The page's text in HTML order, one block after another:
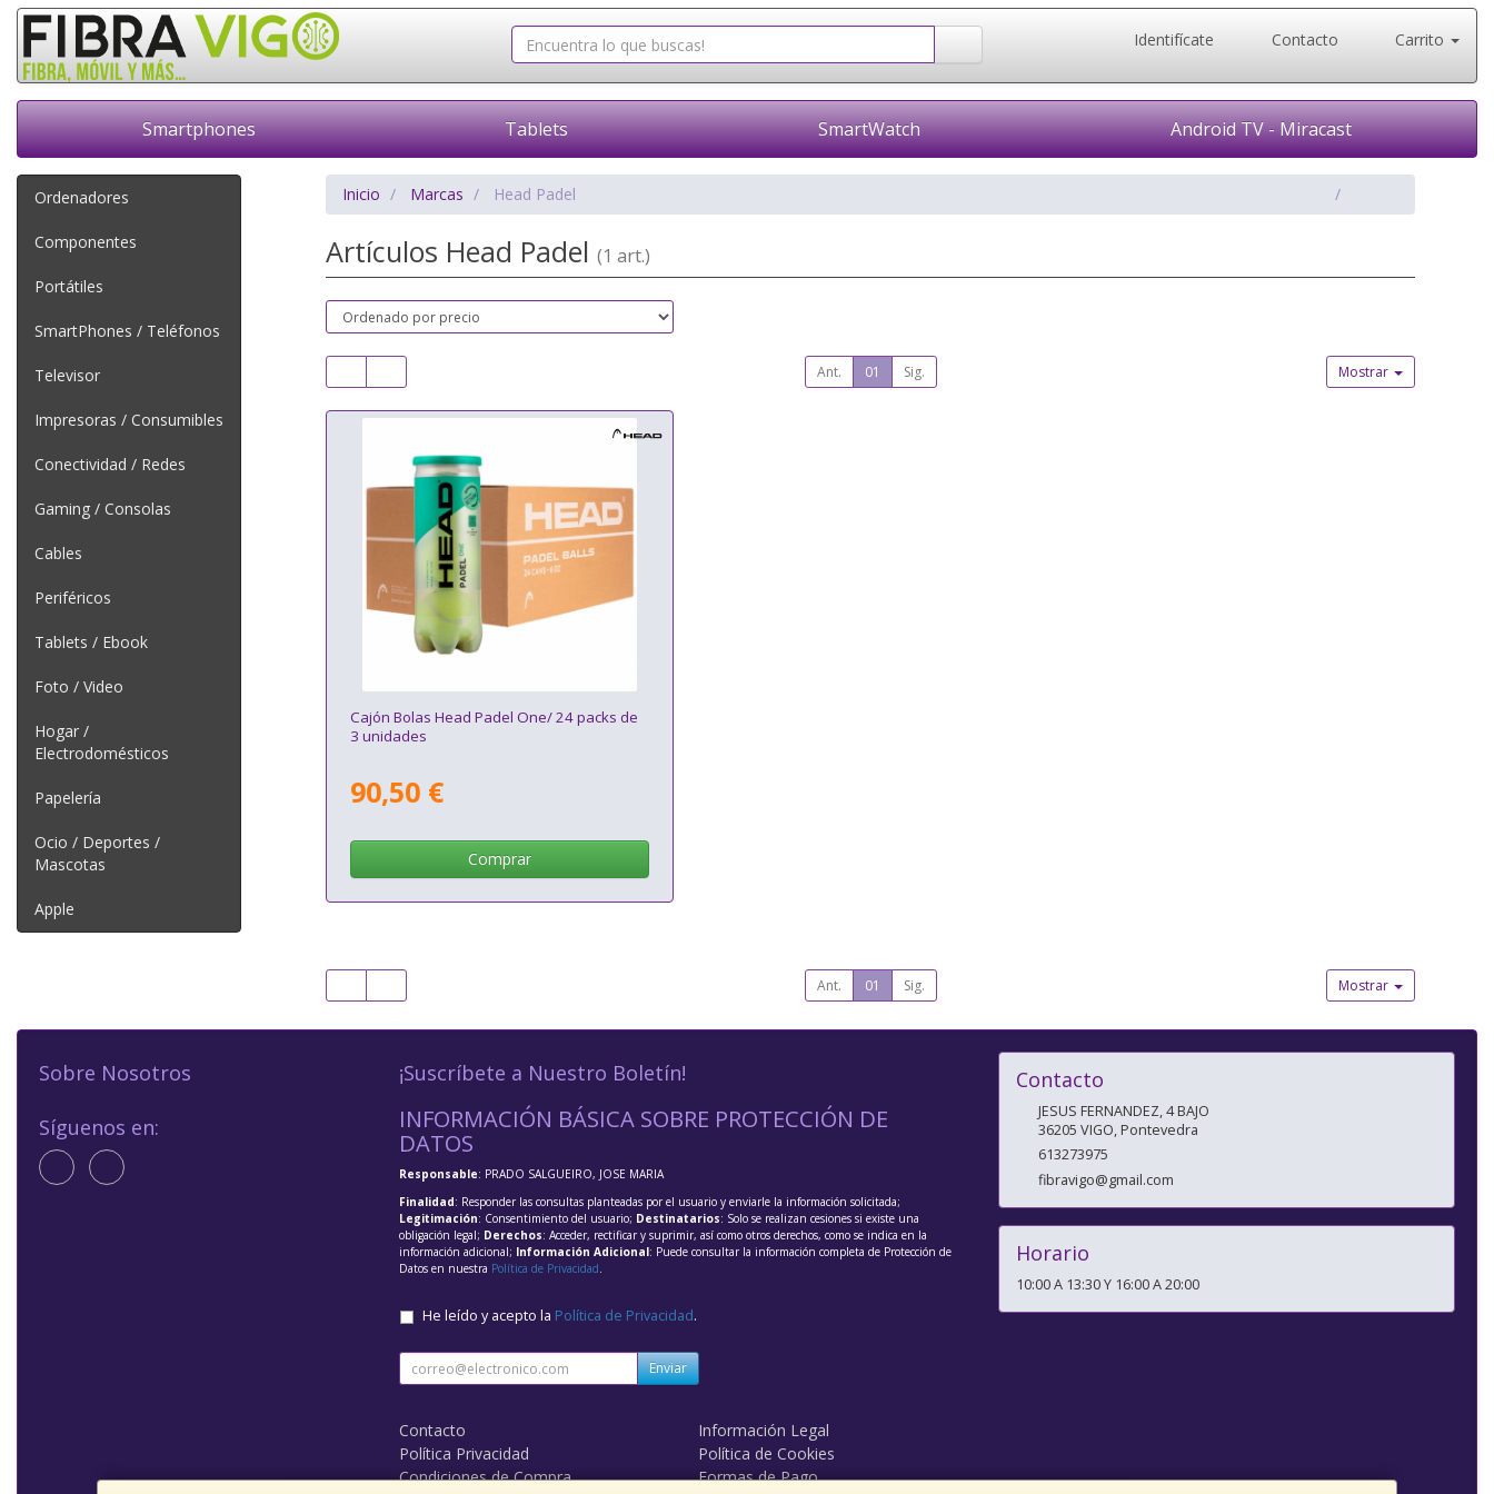
Identifícate Contacto Carrito
Smartphones Tablets SmartWatch Android TV - Miracast
Ordenadores
Componentes
Portátiles
SmartPhones / Teléfonos
Televisor
Impresoras / Consumibles
Conectividad / Redes
Gaming / Consolas
Cables
Periféricos
Tablets / Ebook
Foto / Video
Hogar /
Electrodomésticos
Papelería
Ocio / Deportes /
Mascotas
Apple
Inicio Marcas Head Padel
Artículos Head Padel (1 art.)
Ant. 01 Sig. Mostrar
Cajón Bolas Head Padel One/ 24 packs de
3 unidades
90,50 €
Comprar
Ant. 01 Sig. Mostrar
Sobre Nosotros
Síguenos en:
¡Suscríbete a Nuestro Boletín!
INFORMACIÓN BÁSICA SOBRE PROTECCIÓN DE
DATOS
Responsable: PRADO SALGUEIRO, JOSE MARIA
Finalidad: Responder las consultas planteadas por el usuario y enviarle la información solicitada;
Legitimación: Consentimiento del usuario; Destinatarios: Solo se realizan cesiones si existe una
obligación legal; Derechos: Acceder, rectificar y suprimir, así como otros derechos, como se indica en la
información adicional; Información Adicional: Puede consultar la información completa de Protección de
Datos en nuestra Política de Privacidad.
He leído y acepto la Política de Privacidad.
Enviar
Contacto
Información Legal
Política Privacidad
Política de Cookies
Condiciones de Compra
Formas de Pago
Contacto
JESUS FERNANDEZ, 4 BAJO
36205 VIGO,Pontevedra
613273975
fibravigo@gmail.com
Horario
10:00 A 13:30 Y 16:00 A 20:00